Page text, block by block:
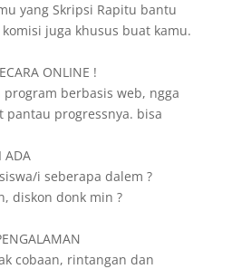
yang Skripsi Rapitu bantu
juga khusus buat kamu.
ONLINE !
berbasis web, ngga
pantau progressnya. bisa
ADA
i seberapa dalem ?
diskon donk min ?
cobaan, rintangan dan